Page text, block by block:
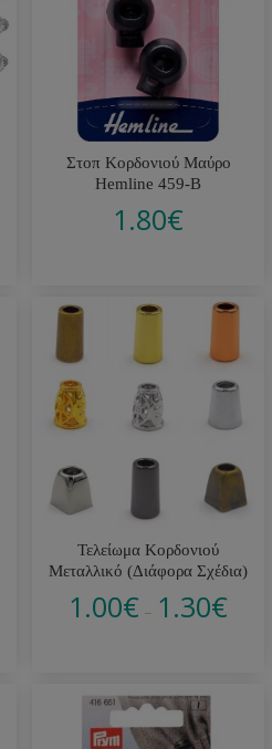
Στοπ Κορδονιού Μαύρο
Hemline 459-B
1.80€
Τελείωμα Κορδονιού
Μεταλλικό (Διάφορα Σχέδια)
1.00€ – 1.30€